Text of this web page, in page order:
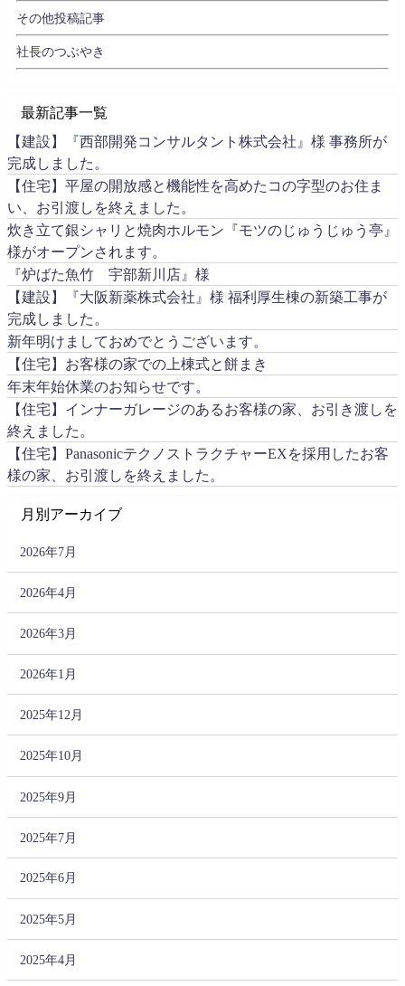
その他投稿記事
社長のつぶやき
最新記事一覧
【建設】『西部開発コンサルタント株式会社』様 事務所が
完成しました。
【住宅】平屋の開放感と機能性を高めたコの字型のお住ま
い、お引渡しを終えました。
炊き立て銀シャリと焼肉ホルモン『モツのじゅうじゅう亭』
様がオープンされます。
『炉ばた魚竹 宇部新川店』様
【建設】『大阪新薬株式会社』様 福利厚生棟の新築工事が
完成しました。
新年明けましておめでとうございます。
【住宅】お客様の家での上棟式と餅まき
年末年始休業のお知らせです。
【住宅】インナーガレージのあるお客様の家、お引き渡しを
終えました。
【住宅】PanasonicテクノストラクチャーEXを採用したお客
様の家、お引渡しを終えました。
月別アーカイブ
2026年7月
2026年4月
2026年3月
2026年1月
2025年12月
2025年10月
2025年9月
2025年7月
2025年6月
2025年5月
2025年4月